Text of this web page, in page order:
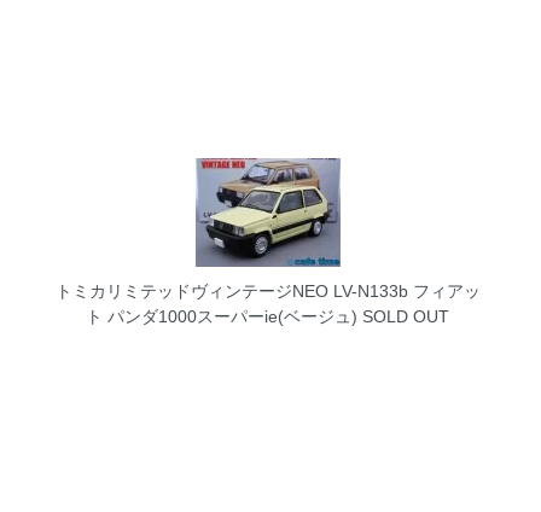
トミカリミテッドヴィンテージNEO LV-N133b フィアッ
ト パンダ1000スーパーie(ベージュ) SOLD OUT